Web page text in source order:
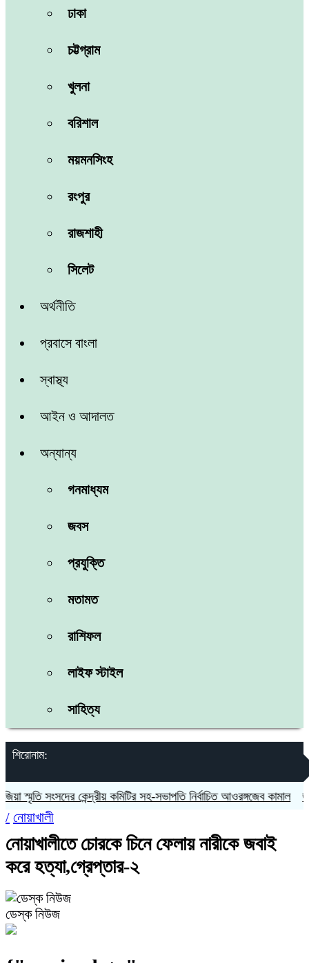
ঢাকা
চট্টগ্রাম
খুলনা
বরিশাল
ময়মনসিংহ
রংপুর
রাজশাহী
সিলেট
অর্থনীতি
প্রবাসে বাংলা
স্বাস্থ্য
আইন ও আদালত
অন্যান্য
গনমাধ্যম
জবস
প্রযুক্তি
মতামত
রাশিফল
লাইফ স্টাইল
সাহিত্য
শিরোনাম:
সংসদের কেন্দ্রীয় কমিটির সহ-সভাপতি নির্বাচিত আওরঙ্গজেব কামাল
/ নোয়াখালী
নোয়াখালীতে চোরকে চিনে ফেলায় নারীকে জবাই
করে হত্যা,গ্রেপ্তার-২
ডেস্ক নিউজ